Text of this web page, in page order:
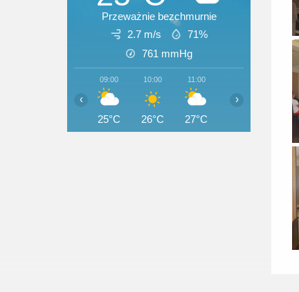
Przeważnie bezchmurnie
2.7 m/s
71%
761 mmHg
09:00
25°C
10:00
26°C
11:00
27°C 29°C
‹ ›